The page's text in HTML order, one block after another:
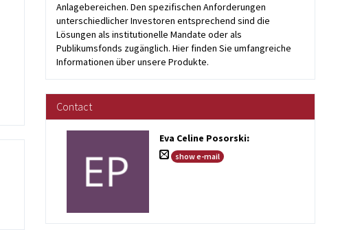
Anlagebereichen. Den spezifischen Anforderungen
unterschiedlicher Investoren entsprechend sind die
Lösungen als institutionelle Mandate oder als
Publikumsfonds zugänglich. Hier finden Sie umfangreiche
Informationen über unsere Produkte.
Contact
Eva Celine Posorski:
show e-mail